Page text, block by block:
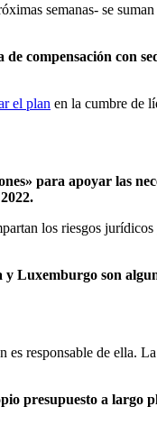
semanas- se
compensación con
el plan en la cumbre de
para apoyar las
los riesgos
Luxemburgo son
responsable de ella.
presupuesto a largo